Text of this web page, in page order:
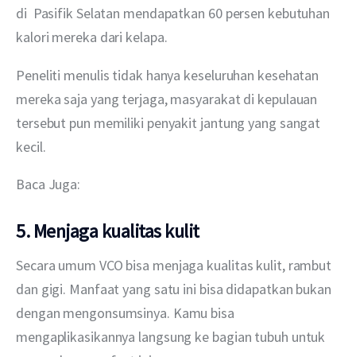
di  Pasifik Selatan mendapatkan 60 persen kebutuhan
kalori mereka dari kelapa.
Peneliti menulis tidak hanya keseluruhan kesehatan
mereka saja yang terjaga, masyarakat di kepulauan
tersebut pun memiliki penyakit jantung yang sangat
kecil.
Baca Juga:
5. Menjaga kualitas kulit
Secara umum VCO bisa menjaga kualitas kulit, rambut
dan gigi. Manfaat yang satu ini bisa didapatkan bukan
dengan mengonsumsinya. Kamu bisa
mengaplikasikannya langsung ke bagian tubuh untuk